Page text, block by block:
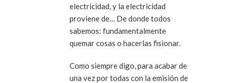
electricidad, y la electricidad
proviene de… De donde todos
sabemos: fundamentalmente
quemar cosas o hacerlas fisionar.
Como siempre digo, para acabar de
una vez por todas con la emisión de